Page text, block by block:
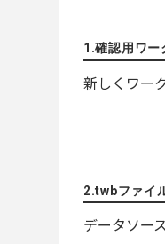
1.確認用ワー
新しくワー
2.twbファイ
データソー